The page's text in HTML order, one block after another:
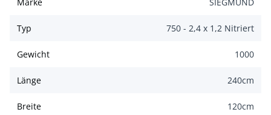
Typ 750 - 2,4 x 1,2 Nitriert
Gewicht 1000
Länge 240cm
Breite 120cm